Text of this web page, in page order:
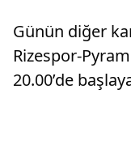
Günün diğer
Rizespor-
20.00’de